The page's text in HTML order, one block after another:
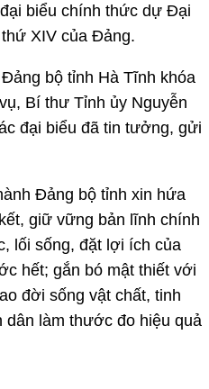
biểu chính thức dự Đại
XIV của Đảng.
bộ tỉnh Hà Tĩnh khóa
Bí thư Tỉnh ủy Nguyễn
đại biểu đã tin tưởng, gửi
Đảng bộ tỉnh xin hứa
giữ vững bản lĩnh chính
lối sống, đặt lợi ích của
hết; gắn bó mật thiết với
đời sống vật chất, tinh
dân làm thước đo hiệu quả